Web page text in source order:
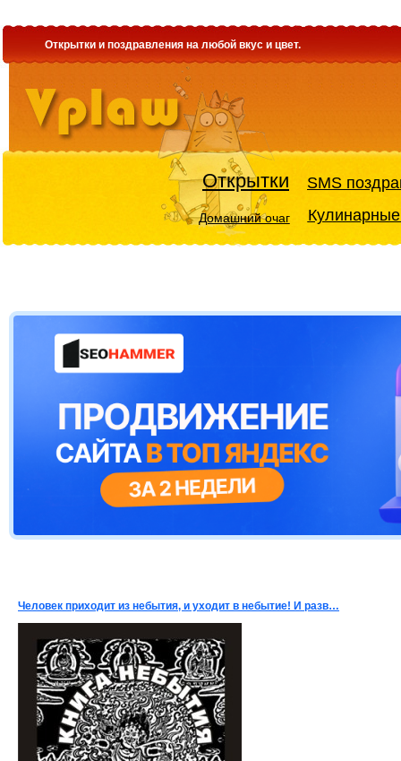
Открытки и поздравления на любой вкус и цвет.
Открытки SMS
Домашний очаг
Человек приходит из небытия, и уходит в небытие! И разв…